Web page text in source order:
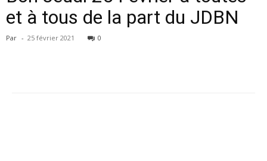
et à tous de la part du JDBN
Par - 25 février 2021 0